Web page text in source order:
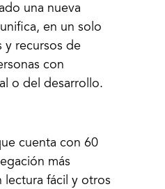
una nueva
en un solo
y recursos de
con
o del desarrollo.
cuenta con 60
más
lectura fácil y otros